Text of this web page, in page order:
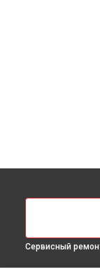
Сервисный